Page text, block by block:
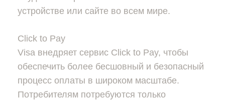
устройстве или сайте во всем мире.
Click to Pay
Visa внедряет сервис Click to Pay, чтобы
обеспечить более бесшовный и безопасный
процесс оплаты в широком масштабе.
Потребителям потребуются только